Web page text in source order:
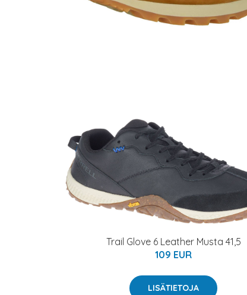
Trail Glove 6 Leather Musta 41,5
109 EUR
LISÄTIETOJA